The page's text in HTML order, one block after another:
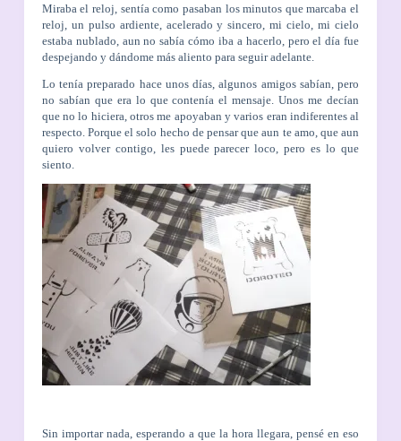
Miraba el reloj, sentía como pasaban los minutos que marcaba el
reloj, un pulso ardiente, acelerado y sincero, mi cielo, mi cielo
estaba nublado, aun no sabía cómo iba a hacerlo, pero el día fue
despejando y dándome más aliento para seguir adelante.
Lo tenía preparado hace unos días, algunos amigos sabían, pero
no sabían que era lo que contenía el mensaje. Unos me decían
que no lo hiciera, otros me apoyaban y varios eran indiferentes al
respecto. Porque el solo hecho de pensar que aun te amo, que aun
quiero volver contigo, les puede parecer loco, pero es lo que
siento.
Sin importar nada, esperando a que la hora llegara, pensé en eso